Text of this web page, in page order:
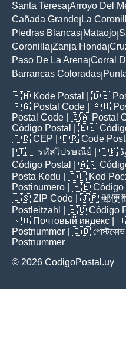
Santa Teresa Arroyo Del
Cañada Grande La
Piedras Blancas Mataojo
Coronilla Zanja Honda
Paso De La Arena Corral
Barrancas Coloradas
🇵🇭 Kode Postal | 🇩🇪
🇸🇬 Postal Code | 🇦🇺
Postal Code | 🇿🇦 Postal
Código Postal
| 🇪🇸
🇧🇷 CEP | 🇫🇷 Code
| 🇹🇭 รหัสไปรษณีย์ | 🇵🇰
Código Postal
| 🇦🇷
Posta Kodu | 🇵🇱 Kod
Postinumero | 🇵🇪 Código
🇺🇸 ZIP Code | 🇯🇵 郵便
Postleitzahl
| 🇪🇨 Código
🇷🇺 Почтовый индекс |
Postnummer | 🇧🇩 পোস্টকোড
Postnummer
© 2026 CodigoPostal.uy